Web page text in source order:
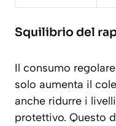
Squilibrio del
Il consumo
solo aumenta il
anche ridurre i
protettivo. Questo